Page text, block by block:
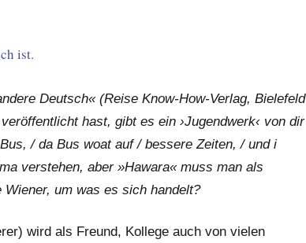
ist.
Deutsch« (Reise Know-How-Verlag, Bielefeld
hast, gibt es ein ›Jugendwerk‹ von dir
/ da Bus woat auf / bessere Zeiten, / und i
verstehen, aber »Hawara« muss man als
um was es sich handelt?
wird als Freund, Kollege auch von vielen